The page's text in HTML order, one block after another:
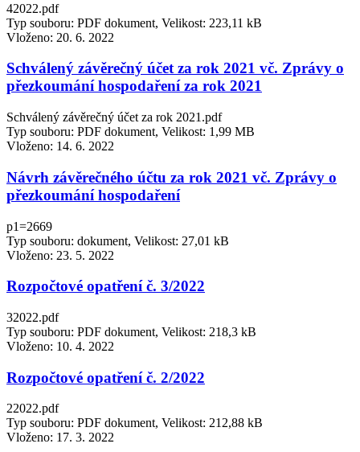
42022.pdf
Typ souboru: PDF dokument, Velikost: 223,11 kB
Vloženo: 20. 6. 2022
Schválený závěrečný účet za rok 2021 vč. Zprávy o
přezkoumání hospodaření za rok 2021
Schválený závěrečný účet za rok 2021.pdf
Typ souboru: PDF dokument, Velikost: 1,99 MB
Vloženo: 14. 6. 2022
Návrh závěrečného účtu za rok 2021 vč. Zprávy o
přezkoumání hospodaření
p1=2669
Typ souboru: dokument, Velikost: 27,01 kB
Vloženo: 23. 5. 2022
Rozpočtové opatření č. 3/2022
32022.pdf
Typ souboru: PDF dokument, Velikost: 218,3 kB
Vloženo: 10. 4. 2022
Rozpočtové opatření č. 2/2022
22022.pdf
Typ souboru: PDF dokument, Velikost: 212,88 kB
Vloženo: 17. 3. 2022